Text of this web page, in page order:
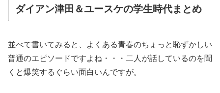
ダイアン津田＆ユースケの学生時代まとめ
並べて書いてみると、よくある青春のちょっと恥ずかしい
普通のエピソードですよね・・・二人が話しているのを聞
くと爆笑するぐらい面白いんですが。